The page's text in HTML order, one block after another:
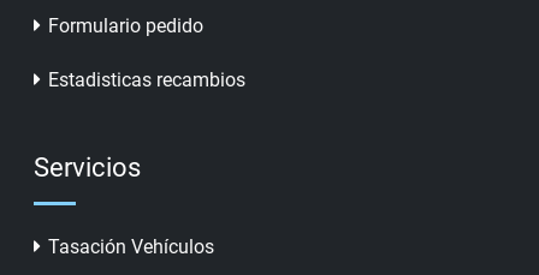
Formulario pedido
Estadisticas recambios
Servicios
Tasación Vehículos